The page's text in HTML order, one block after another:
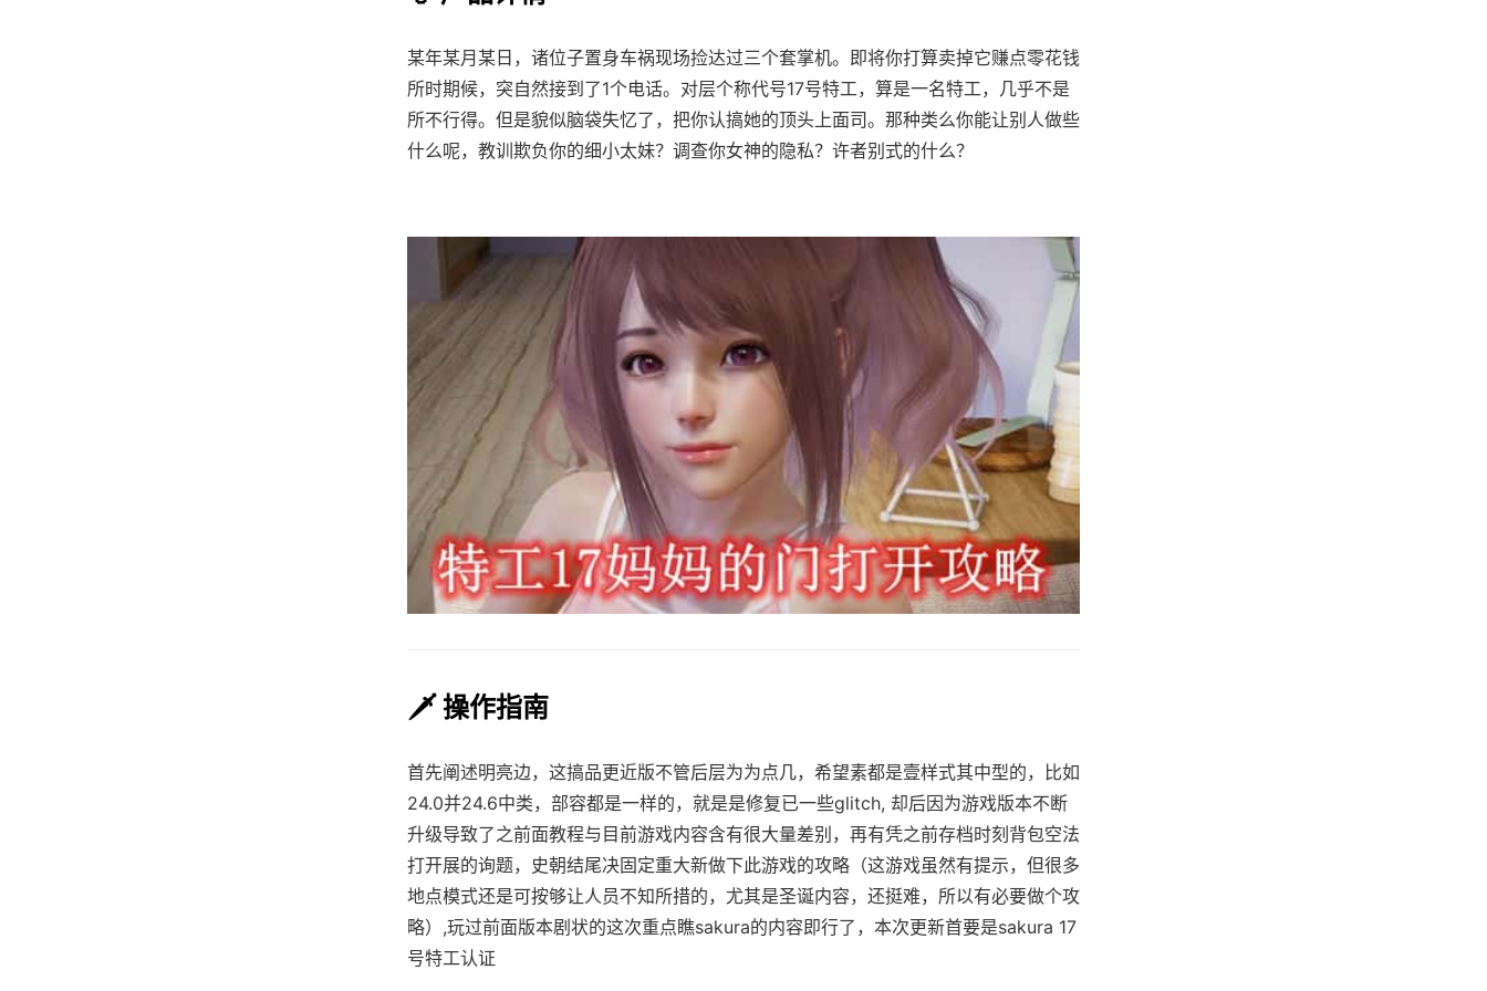
某年某月某日，诸位子置身车祸现场捡达过三个套掌机。即将你打算卖掉它赚点零花钱
所时期候，突自然接到了1个电话。对层个称代号17号特工，算是一名特工，几乎不是
所不行得。但是貌似脑袋失忆了，把你认搞她的顶头上面司。那种类么你能让别人做些
什么呢，教训欺负你的细小太妹？调查你女神的隐私？许者别式的什么？
🗡️ 操作指南
首先阐述明亮边，这搞品更近版不管后层为为点几，希望素都是壹样式其中型的，比如
24.0并24.6中类，部容都是一样的，就是是修复已一些glitch, 却后因为游戏版本不断
升级导致了之前面教程与目前游戏内容含有很大量差别，再有凭之前存档时刻背包空法
打开展的询题，史朝结尾决固定重大新做下此游戏的攻略（这游戏虽然有提示，但很多
地点模式还是可按够让人员不知所措的，尤其是圣诞内容，还挺难，所以有必要做个攻
略）,玩过前面版本剧状的这次重点瞧sakura的内容即行了，本次更新首要是sakura 17
号特工认证